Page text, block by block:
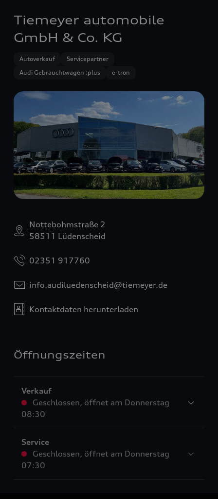
Tiemeyer automobile
GmbH & Co. KG
Autoverkauf
Servicepartner
Audi Gebrauchtwagen :plus
e-tron
Nottebohmstraße 2
58511 Lüdenscheid
02351 917760
info.audiluedenscheid@tiemeyer.de
Kontaktdaten herunterladen
Öffnungszeiten
Verkauf
Geschlossen, öffnet am Donnerstag
08:30
Service
Geschlossen, öffnet am Donnerstag
07:30